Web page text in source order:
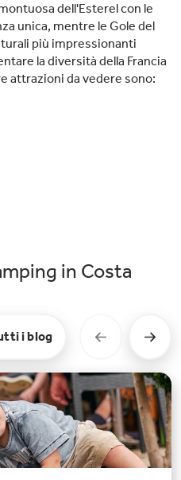
dell'Esterel con le
unica, mentre le Gole del
più impressionanti
la diversità della Francia
attrazioni da vedere sono:
in Costa
i blog